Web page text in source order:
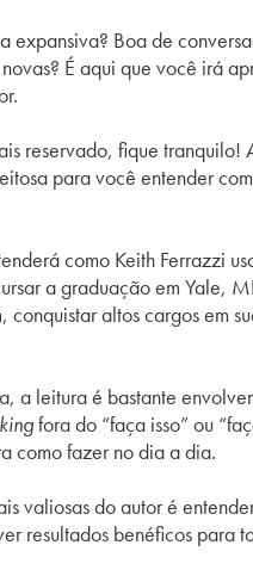
expansiva? Boa de
É aqui que você irá
reservado, fique tranquilo!
para você entender
como Keith Ferrazzi
a graduação em Yale,
conquistar altos cargos em
a leitura é bastante
fora do “faça isso” ou
como fazer no dia a dia.
valiosas do autor é
resultados benéficos para